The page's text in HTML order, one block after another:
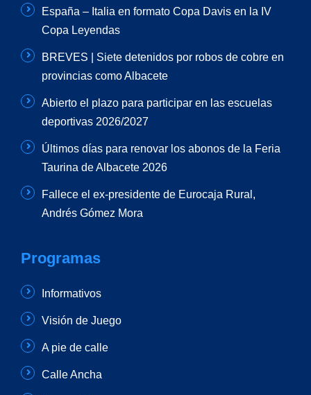
España – Italia en formato Copa Davis en la IV
Copa Leyendas
BREVES | Siete detenidos por robos de cobre en
provincias como Albacete
Abierto el plazo para participar en las escuelas
deportivas 2026/2027
Últimos días para renovar los abonos de la Feria
Taurina de Albacete 2026
Fallece el ex-presidente de Eurocaja Rural,
Andrés Gómez Mora
Programas
Informativos
Visión de Juego
A pie de calle
Calle Ancha